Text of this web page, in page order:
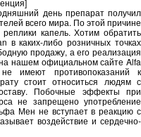
день препарат получил
всего мира. По этой причине
капель. Хотим обратить
в каких-либо розничных точках
продажу, а его реализация
нашем официальном сайте Alfa
имеют противопоказаний к
стоит относиться людям с
Побочные эффекты при
не запрещено употребление
Мен не вступает в реакцию с
воздействие и сердечно-